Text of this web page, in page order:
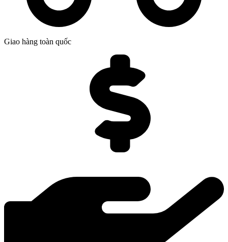
Giao hàng toàn quốc